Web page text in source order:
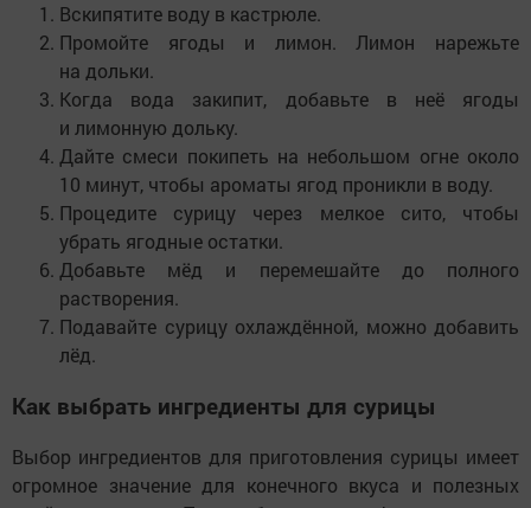
Вскипятите воду в кастрюле.
Промойте ягоды и лимон. Лимон нарежьте
на дольки.
Когда вода закипит, добавьте в неё ягоды
и лимонную дольку.
Дайте смеси покипеть на небольшом огне около
10 минут, чтобы ароматы ягод проникли в воду.
Процедите сурицу через мелкое сито, чтобы
убрать ягодные остатки.
Добавьте мёд и перемешайте до полного
растворения.
Подавайте сурицу охлаждённой, можно добавить
лёд.
Как выбрать ингредиенты для сурицы
Выбор ингредиентов для приготовления сурицы имеет
огромное значение для конечного вкуса и полезных